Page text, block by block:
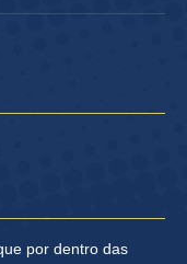
por dentro das